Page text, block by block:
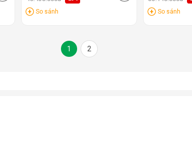
So sánh So sánh
1 2